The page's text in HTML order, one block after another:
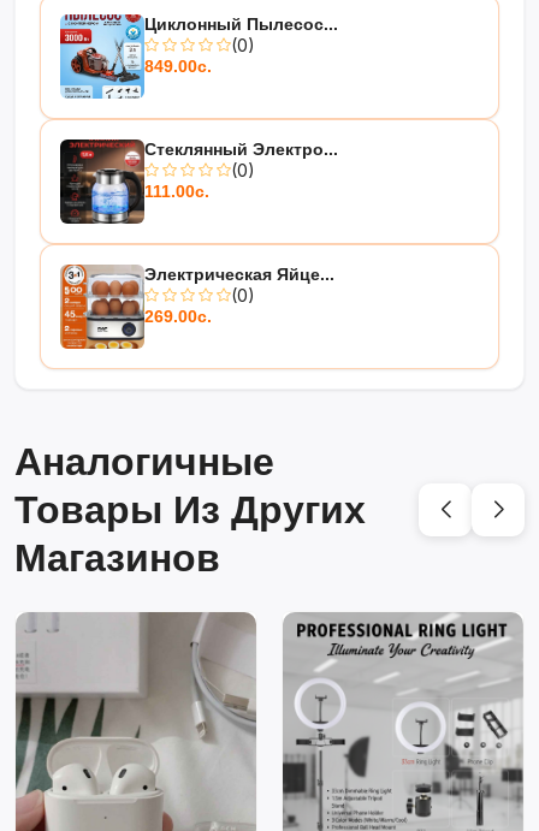
Циклонный Пылесос...
(0)
849.00с.
Стеклянный Электро...
(0)
111.00с.
Электрическая Яйце...
(0)
269.00с.
Аналогичные
Товары Из Других
Магазинов